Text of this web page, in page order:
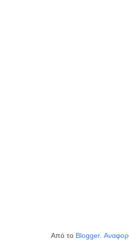
Από το Blogger.